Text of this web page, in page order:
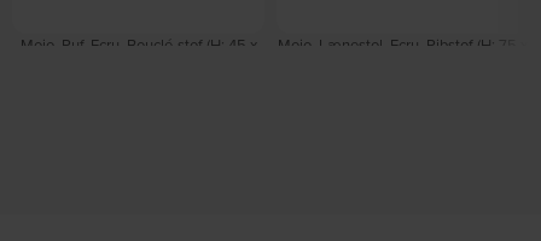
Mojo, Puf, Ecru, Bouclé-stof (H: 45 x
Mojo, Lænestol, Ecru, Ribstof (H: 75 x